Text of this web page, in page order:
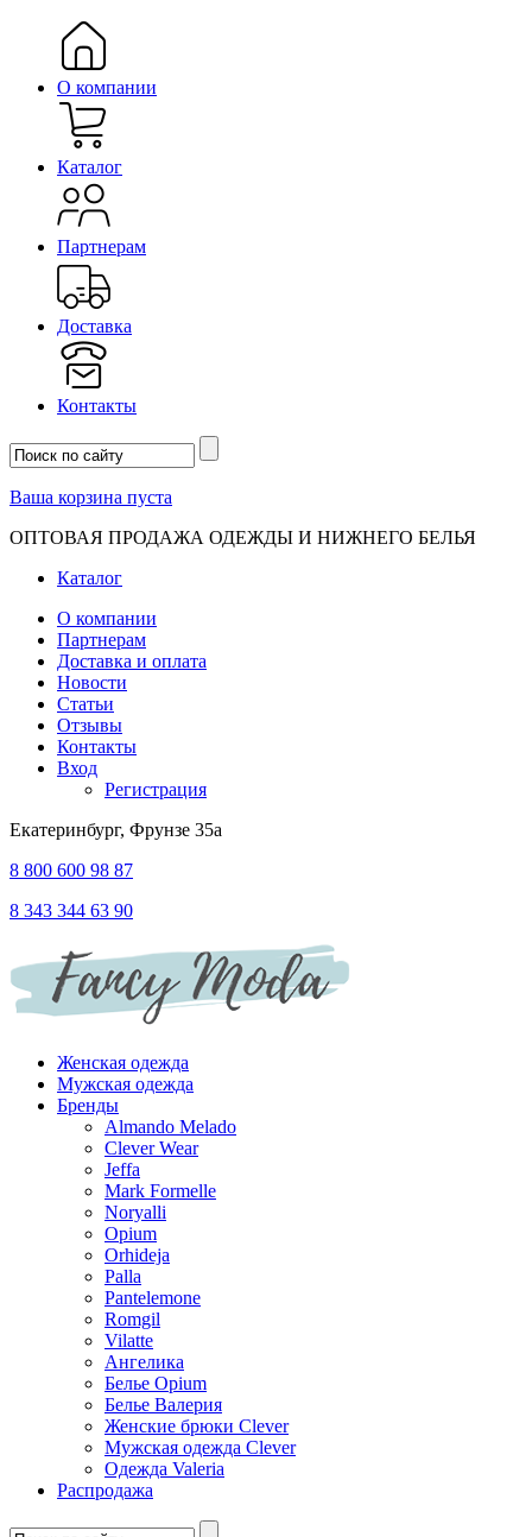
О компании
Каталог
Партнерам
Доставка
Контакты
Ваша корзина пуста
ОПТОВАЯ ПРОДАЖА ОДЕЖДЫ И НИЖНЕГО БЕЛЬЯ
Каталог
О компании
Партнерам
Доставка и оплата
Новости
Статьи
Отзывы
Контакты
Вход
Регистрация
Екатеринбург, Фрунзе 35а
8 800 600 98 87
8 343 344 63 90
Женская одежда
Мужская одежда
Бренды
Almando Melado
Clever Wear
Jeffa
Mark Formelle
Noryalli
Opium
Orhideja
Palla
Pantelemone
Romgil
Vilatte
Ангелика
Белье Opium
Белье Валерия
Женские брюки Clever
Мужская одежда Clever
Одежда Valeria
Распродажа